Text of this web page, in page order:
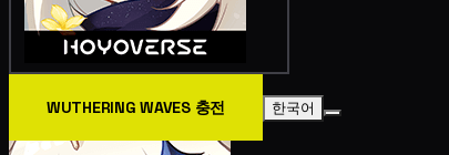
WUTHERING WAVES 충전 한국어